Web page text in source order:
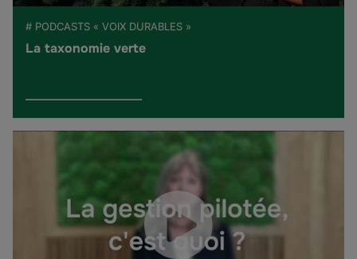
# PODCASTS « VOIX DURABLES »
La taxonomie verte